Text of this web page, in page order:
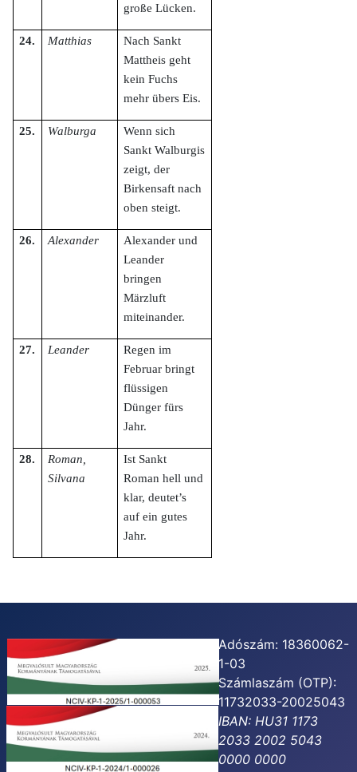
große Lücken.
24. Matthias
Nach Sankt
Mattheis geht
kein Fuchs
mehr übers Eis.
25. Walburga
Wenn sich
Sankt Walburgis
zeigt, der
Birkensaft nach
oben steigt.
26. Alexander
Alexander und
Leander
bringen
Märzluft
miteinander.
27. Leander
Regen im
Februar bringt
flüssigen
Dünger fürs
Jahr.
28.
Roman,
Silvana
Ist Sankt
Roman hell und
klar, deutet’s
auf ein gutes
Jahr.
Adószám: 18360062-
1-03
Számlaszám (OTP):
11732033-20025043
IBAN: HU31 1173
2033 2002 5043
0000 0000